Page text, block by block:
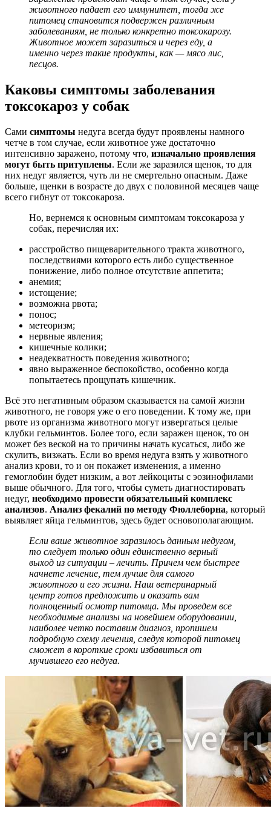
животного падает его иммунитет, тогда же
питомец становится подвержен различным
заболеваниям, не только конкретно токсокарозу.
Животное может заразиться и через еду, а
именно через такие продукты, как — мясо лис,
песцов.
Каковы симптомы заболевания
токсокароз у собак
Сами симптомы недуга всегда будут проявлены намного
четче в том случае, если животное уже достаточно
интенсивно заражено, потому что, изначально проявления
могут быть притуплены. Если же заразился щенок, то для
них недуг является, чуть ли не смертельно опасным. Даже
больше, щенки в возрасте до двух с половиной месяцев чаще
всего гибнут от токсокароза.
Но, вернемся к основным симптомам токсокароза у
собак, перечисляя их:
расстройство пищеварительного тракта животного,
последствиями которого есть либо существенное
понижение, либо полное отсутствие аппетита;
анемия;
истощение;
возможна рвота;
понос;
метеоризм;
нервные явления;
кишечные колики;
неадекватность поведения животного;
явно выраженное беспокойство, особенно когда
попытаетесь прощупать кишечник.
Всё это негативным образом сказывается на самой жизни
животного, не говоря уже о его поведении. К тому же, при
рвоте из организма животного могут извергаться целые
клубки гельминтов. Более того, если заражен щенок, то он
может без веской на то причины начать кусаться, либо же
скулить, визжать. Если во время недуга взять у животного
анализ крови, то и он покажет изменения, а именно
гемоглобин будет низким, а вот лейкоциты с эозинофилами
выше обычного. Для того, чтобы суметь диагностировать
недуг, необходимо провести обязательный комплекс
анализов. Анализ фекалий по методу Фюллеборна, который
выявляет яйца гельминтов, здесь будет основополагающим.
Если ваше животное заразилось данным недугом,
то следует только один единственно верный
выход из ситуации – лечить. Причем чем быстрее
начнете лечение, тем лучше для самого
животного и его жизни. Наш ветеринарный
центр готов предложить и оказать вам
полноценный осмотр питомца. Мы проведем все
необходимые анализы на новейшем оборудовании,
наиболее четко поставим диагноз, пропишем
подробную схему лечения, следуя которой питомец
сможет в короткие сроки избавиться от
мучившего его недуга.